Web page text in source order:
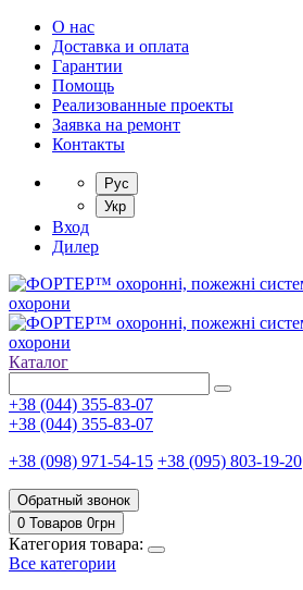
О нас
Доставка и оплата
Гарантии
Помощь
Реализованные проекты
Заявка на ремонт
Контакты
Рус
Укр
Вход
Дилер
Каталог
+38 (044) 355-83-07
+38 (044) 355-83-07
+38 (098) 971-54-15 +38 (095) 803-19-20
Обратный звонок
0 Товаров 0грн
Категория товара:
Все категории